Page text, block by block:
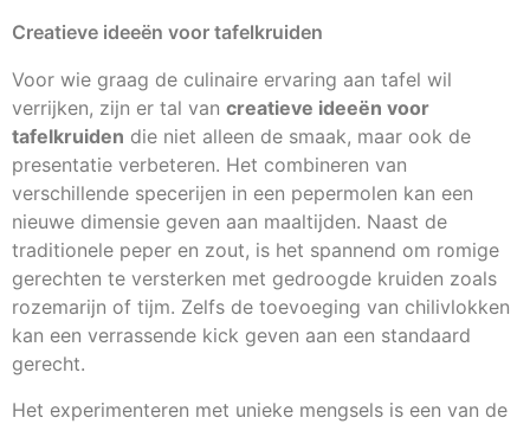
Creatieve ideeën voor tafelkruiden
Voor wie graag de culinaire ervaring aan tafel wil
verrijken, zijn er tal van creatieve ideeën voor
tafelkruiden die niet alleen de smaak, maar ook de
presentatie verbeteren. Het combineren van
verschillende specerijen in een pepermolen kan een
nieuwe dimensie geven aan maaltijden. Naast de
traditionele peper en zout, is het spannend om romige
gerechten te versterken met gedroogde kruiden zoals
rozemarijn of tijm. Zelfs de toevoeging van chilivlokken
kan een verrassende kick geven aan een standaard
gerecht.
Het experimenteren met unieke mengsels is een van de